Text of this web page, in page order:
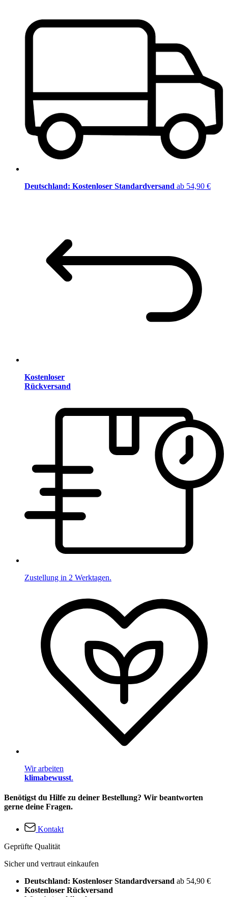
Deutschland: Kostenloser Standardversand ab 54,90 €
Kostenloser
Rückversand
Zustellung in 2 Werktagen.
Wir arbeiten
klimabewusst.
Benötigst du Hilfe zu deiner Bestellung? Wir beantworten
gerne deine Fragen.
Kontakt
Geprüfte Qualität
Sicher und vertraut einkaufen
Deutschland: Kostenloser Standardversand ab 54,90 €
Kostenloser Rückversand